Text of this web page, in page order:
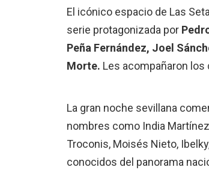
El icónico espacio de Las
serie protagonizada por
Peña Fernández, Joel
Morte. Les acompañaron los
La gran noche sevillana
nombres como India
Troconis, Moisés Nieto,
conocidos del panorama